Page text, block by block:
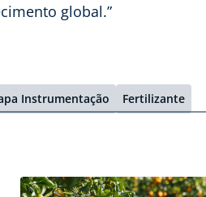
global.”
Instrumentação Fertilizante